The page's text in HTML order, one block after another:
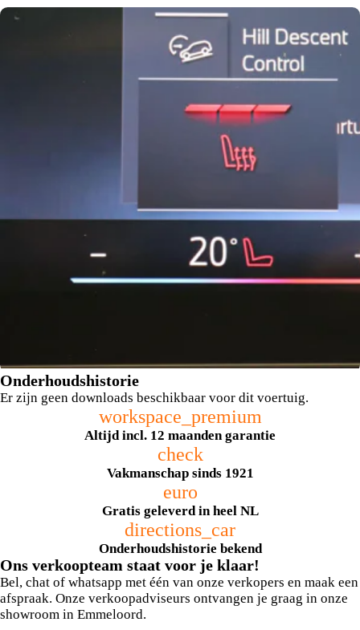
Elektrisch verwarmde voorstoelen
Onderhoudshistorie
Er zijn geen downloads beschikbaar voor dit voertuig.
workspace_premium
Altijd incl. 12 maanden garantie
check
Vakmanschap sinds 1921
euro
Gratis geleverd in heel NL
directions_car
Onderhoudshistorie bekend
Ons verkoopteam staat voor je klaar!
Bel, chat of whatsapp met één van onze verkopers en maak een
afspraak. Onze verkoopadviseurs ontvangen je graag in onze
showroom in Emmeloord.